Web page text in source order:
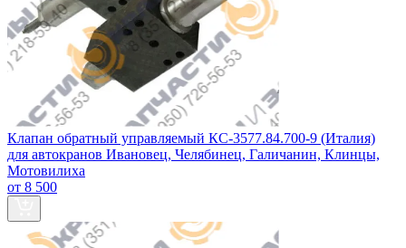
Клапан обратный управляемый КС-3577.84.700-9 (Италия)
для автокранов Ивановец, Челябинец, Галичанин, Клинцы,
Мотовилиха
от 8 500